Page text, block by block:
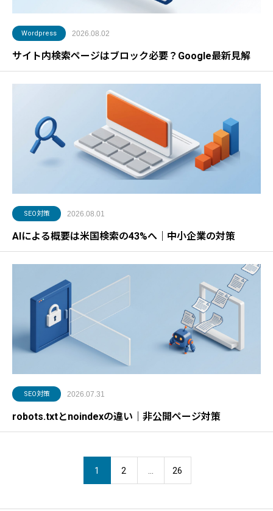
Wordpress 2026.08.02
サイト内検索ページはブロック必要？Google最新見解
SEO対策 2026.08.01
AIによる概要は米国検索の43%へ｜中小企業の対策
SEO対策 2026.07.31
robots.txtとnoindexの違い｜非公開ページ対策
1 2 26